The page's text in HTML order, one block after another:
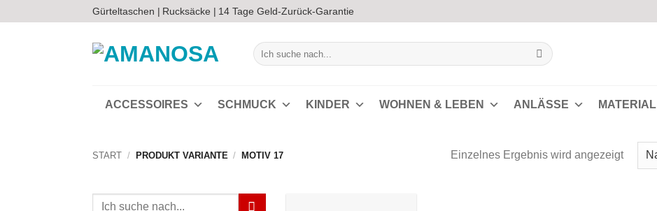
Inhalt
Gürteltaschen | Rucksäcke | 14 Tage Geld-Zurück-Garantie
Suchen
nach:
ACCESSOIRES SCHMUCK KINDER WOHNEN & LEBEN ANLÄSSE MATERIAL
START / PRODUKT VARIANTE / MOTIV 17 Einzelnes Ergebnis wird angezeigt
Suchen